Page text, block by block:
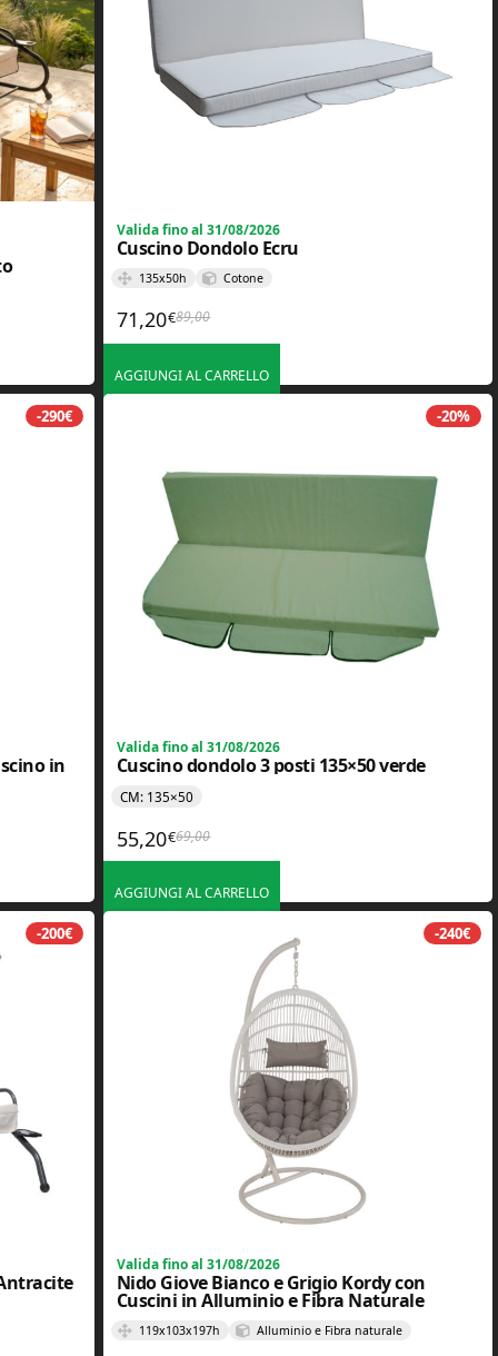
Valida fino al 31/08/2026
Cuscino Dondolo Ecru
135x50h Cotone
89,00Il prezzo originale era: 89,00€.
71,20€ Il prezzo attuale è: 71,20€.
AGGIUNGI AL CARRELLO
-290€
in
-20%
Valida fino al 31/08/2026
Cuscino dondolo 3 posti 135×50 verde
CM: 135×50
69,00Il prezzo originale era: 69,00€.
55,20€ Il prezzo attuale è: 55,20€.
AGGIUNGI AL CARRELLO
-200€ -240€
Valida fino al 31/08/2026
Nido Giove Bianco e Grigio Kordy con
Cuscini in Alluminio e Fibra Naturale
119x103x197h Alluminio e Fibra naturale